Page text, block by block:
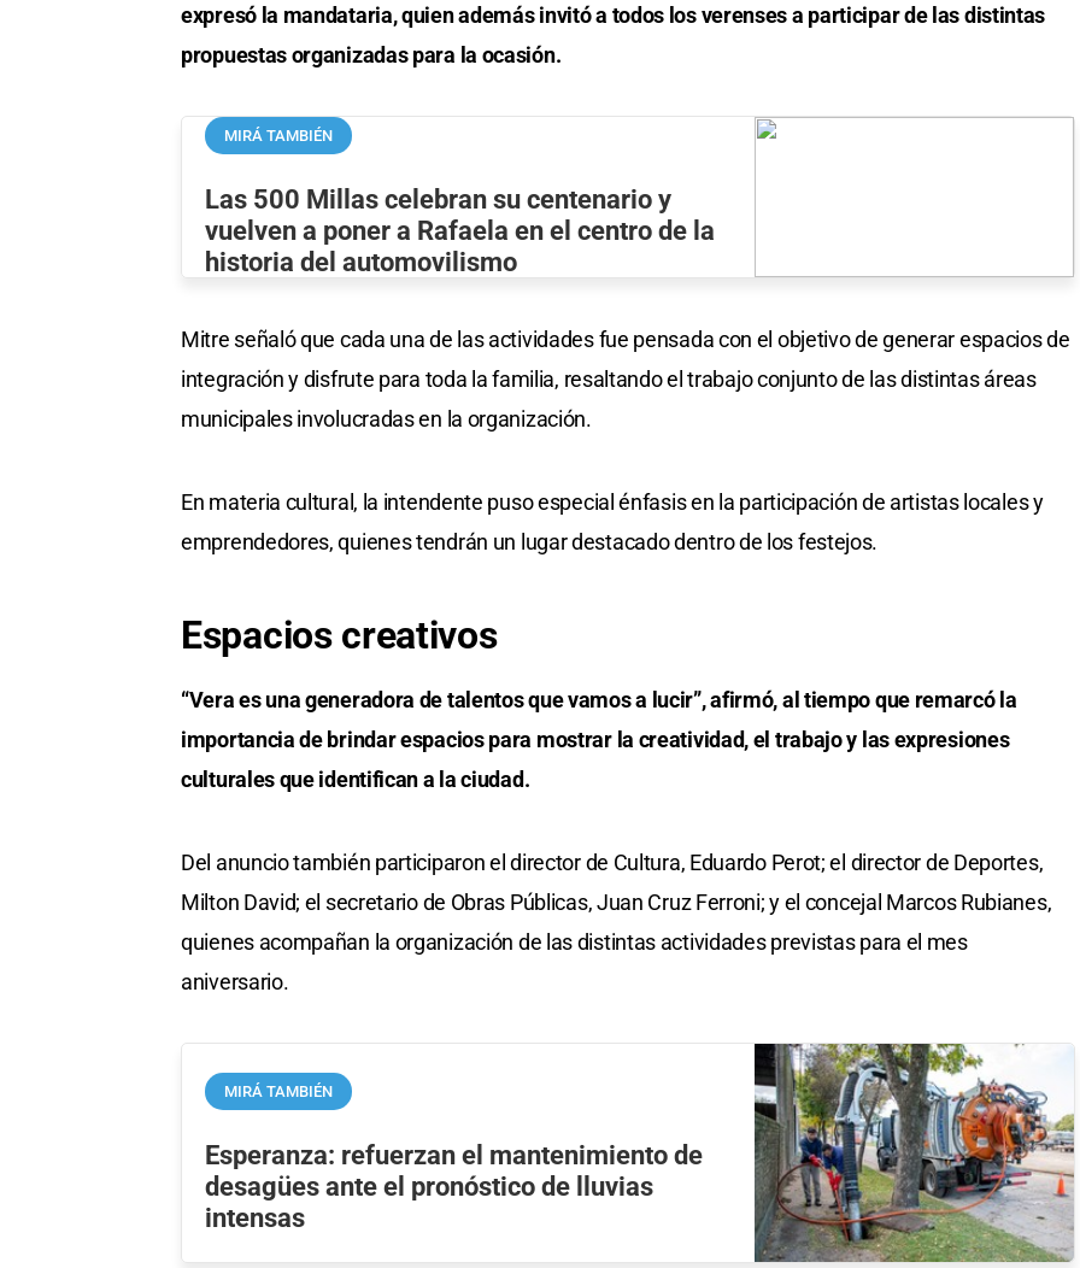
expresó la mandataria, quien además invitó a todos los verenses a participar de las distintas
propuestas organizadas para la ocasión.
MIRÁ TAMBIÉN
Las 500 Millas celebran su centenario y
vuelven a poner a Rafaela en el centro de la
historia del automovilismo
Mitre señaló que cada una de las actividades fue pensada con el objetivo de generar espacios de
integración y disfrute para toda la familia, resaltando el trabajo conjunto de las distintas áreas
municipales involucradas en la organización.
En materia cultural, la intendente puso especial énfasis en la participación de artistas locales y
emprendedores, quienes tendrán un lugar destacado dentro de los festejos.
Espacios creativos
“Vera es una generadora de talentos que vamos a lucir”, afirmó, al tiempo que remarcó la
importancia de brindar espacios para mostrar la creatividad, el trabajo y las expresiones
culturales que identifican a la ciudad.
Del anuncio también participaron el director de Cultura, Eduardo Perot; el director de Deportes,
Milton David; el secretario de Obras Públicas, Juan Cruz Ferroni; y el concejal Marcos Rubianes,
quienes acompañan la organización de las distintas actividades previstas para el mes
aniversario.
MIRÁ TAMBIÉN
Esperanza: refuerzan el mantenimiento de
desagües ante el pronóstico de lluvias
intensas